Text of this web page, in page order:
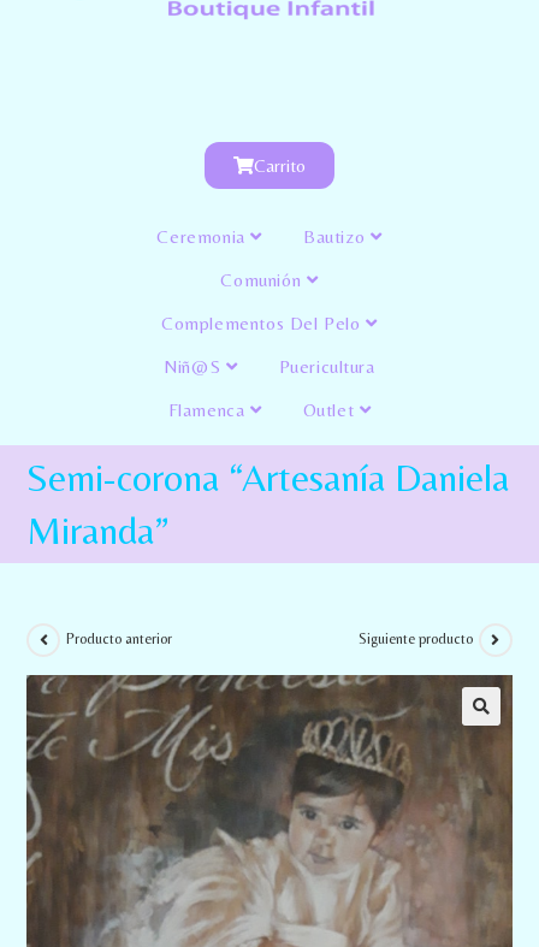
Carrito
Ceremonia Bautizo
Comunión
Complementos Del Pelo
Niñ@s Puericultura
Flamenca Outlet
Semi-corona “Artesanía Daniela
Miranda”
Producto anterior Siguiente producto